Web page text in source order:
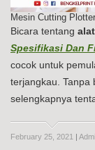
Mesin Cutting
Bicara tentang
Spesifikasi Dan
cocok untuk
terjangkau. Tanpa
selengkapnya
February 25, 2021 |